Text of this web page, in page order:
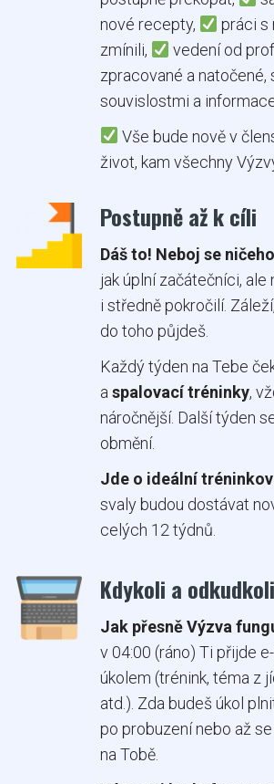
nové recepty,
práci s
zmínili,
vedení od
zpracované a natočené,
souvislostmi a
Vše bude nově v
život, kam všechny
Postupně až k cíli
Dáš to! Neboj se
jak úplní začátečníci, ale
i středně pokročilí.
do toho půjdeš.
Každý týden na Tebe
a spalovací tréninky,
náročnější. Další týden
obmění.
Jde o ideální
svaly budou dostávat
celých 12 týdnů.
Kdykoli a odkudkoli
Jak přesně Výzva
v 04:00 (ráno) Ti přijde
úkolem (trénink, téma z
atd.). Zda budeš úkol
po probuzení nebo až
na Tobě.